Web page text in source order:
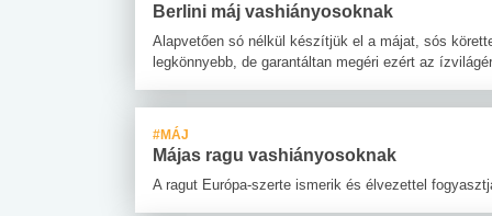
Berlini máj vashiányosoknak
Alapvetően só nélkül készítjük el a májat, sós
legkönnyebb, de garantáltan megéri ezért az
#MÁJ
Májas ragu vashiányosoknak
A ragut Európa-szerte ismerik és élvezettel